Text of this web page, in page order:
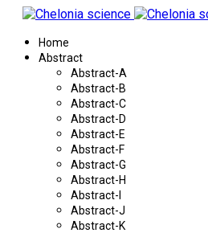
Home
Abstract
Abstract-A
Abstract-B
Abstract-C
Abstract-D
Abstract-E
Abstract-F
Abstract-G
Abstract-H
Abstract-I
Abstract-J
Abstract-K